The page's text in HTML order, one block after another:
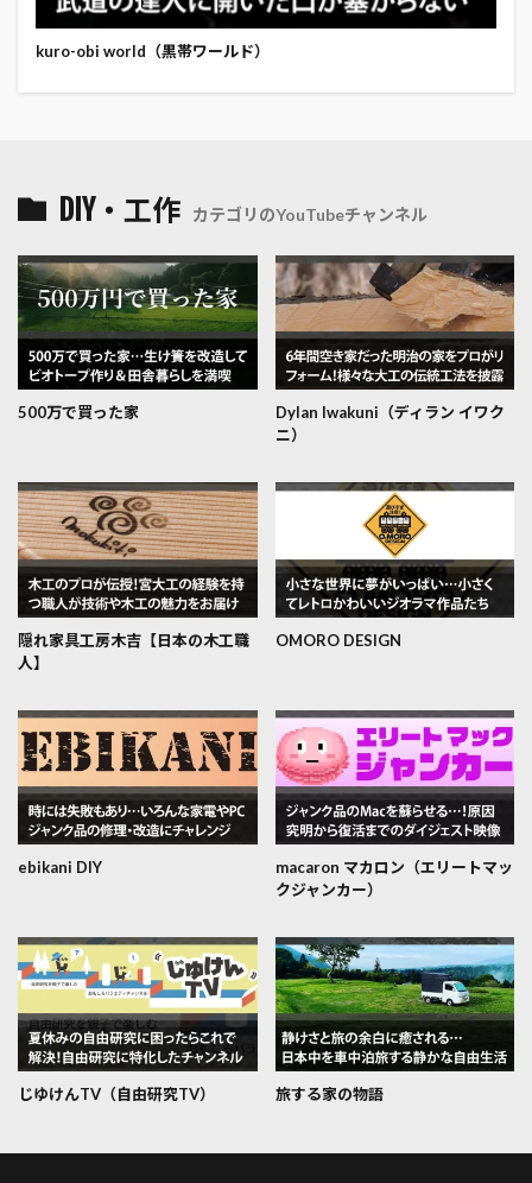
kuro-obi world（黒帯ワールド）
DIY・工作 カテゴリのYouTubeチャンネル
500万で買った家
Dylan Iwakuni（ディラン イワク
ニ）
隠れ家具工房木吉【日本の木工職
人】
OMORO DESIGN
ebikani DIY
macaron マカロン（エリートマッ
クジャンカー）
じゆけんTV（自由研究TV） 旅する家の物語